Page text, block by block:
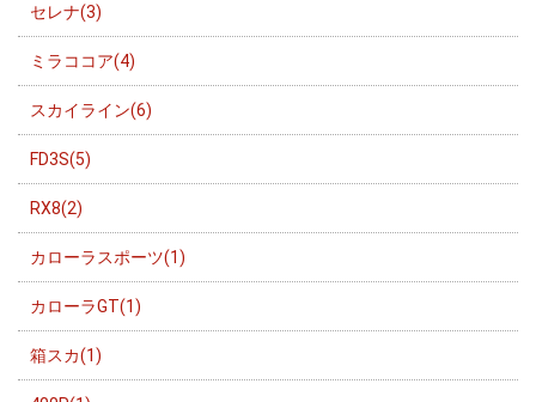
セレナ(3)
ミラココア(4)
スカイライン(6)
FD3S(5)
RX8(2)
カローラスポーツ(1)
カローラGT(1)
箱スカ(1)